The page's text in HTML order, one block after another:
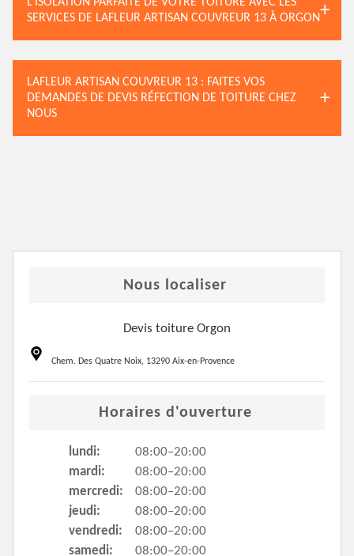
SERVICES DE LAFLEUR ARTISAN COUVREUR 13 À ORGON
LAFLEUR ARTISAN COUVREUR 13 : FAITES VOS
DEMANDES DE DEVIS RÉFECTION DE TOITURE CHEZ
NOUS
Nous localiser
Devis toiture Orgon
Chem. Des Quatre Noix, 13290 Aix-en-Provence
Horaires d'ouverture
lundi:
08:00–20:00
mardi:
08:00–20:00
mercredi:
08:00–20:00
jeudi:
08:00–20:00
vendredi:
08:00–20:00
samedi:
08:00–20:00